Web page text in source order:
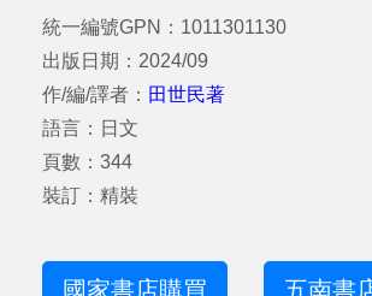
統一編號GPN：1011301130
出版日期：2024/09
作/編/譯者： 田世民著
語言：日文
頁數：344
裝訂：精裝
國家書店購買 五南書